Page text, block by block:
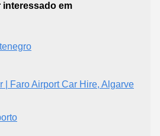
interessado em
| Faro Airport Car Hire, Algarve